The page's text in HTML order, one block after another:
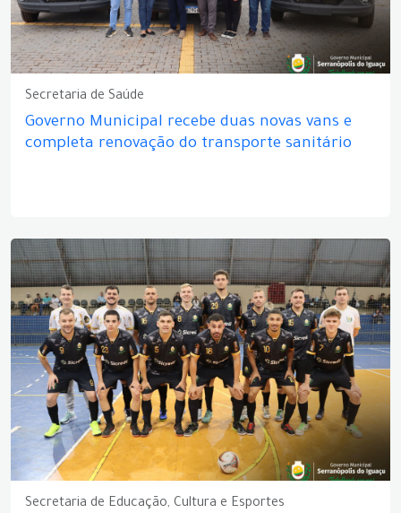
Secretaria de Saúde
Governo Municipal recebe duas novas vans e
completa renovação do transporte sanitário
Secretaria de Educação, Cultura e Esportes